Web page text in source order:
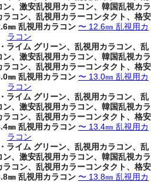
、激安乱視用カラコン、韓国乱視カラ
コン、乱視用カラーコンタクト、格安
㎜ 乱視用カラコン 〜 12.6㎜ 乱視用カ
ラコン
ライム グリーン、乱視用カラコン、乱
、激安乱視用カラコン、韓国乱視カラ
コン、乱視用カラーコンタクト、格安
㎜ 乱視用カラコン 〜 13.0㎜ 乱視用カ
ラコン
ライム グリーン、乱視用カラコン、乱
、激安乱視用カラコン、韓国乱視カラ
コン、乱視用カラーコンタクト、格安
㎜ 乱視用カラコン 〜 13.4㎜ 乱視用カ
ラコン
ライム グリーン、乱視用カラコン、乱
、激安乱視用カラコン、韓国乱視カラ
コン、乱視用カラーコンタクト、格安
㎜ 乱視用カラコン 〜 13.8㎜ 乱視用カ